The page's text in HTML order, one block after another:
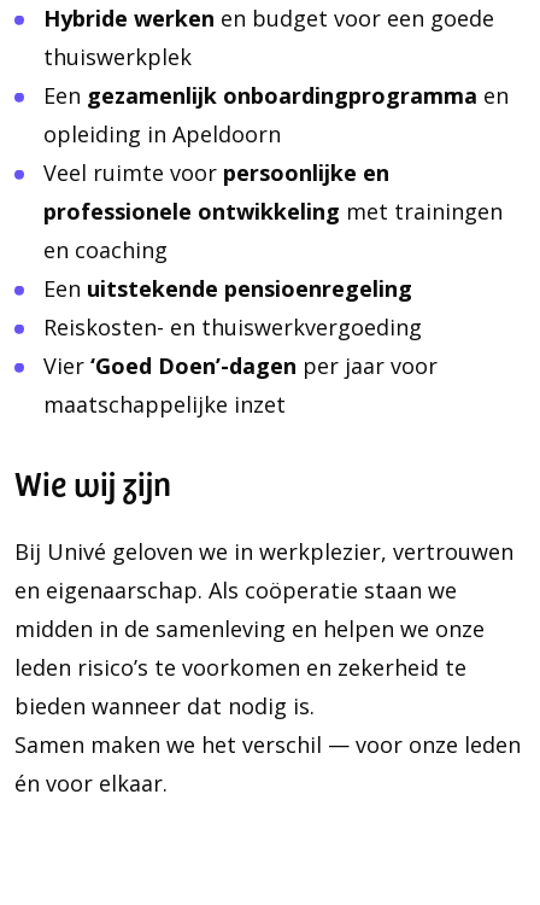
Hybride werken en budget voor een goede
thuiswerkplek
Een gezamenlijk onboardingprogramma en
opleiding in Apeldoorn
Veel ruimte voor persoonlijke en
professionele ontwikkeling met trainingen
en coaching
Een uitstekende pensioenregeling
Reiskosten- en thuiswerkvergoeding
Vier ‘Goed Doen’-dagen per jaar voor
maatschappelijke inzet
Wie wij zijn
Bij Univé geloven we in werkplezier, vertrouwen
en eigenaarschap. Als coöperatie staan we
midden in de samenleving en helpen we onze
leden risico’s te voorkomen en zekerheid te
bieden wanneer dat nodig is.
Samen maken we het verschil — voor onze leden
én voor elkaar.